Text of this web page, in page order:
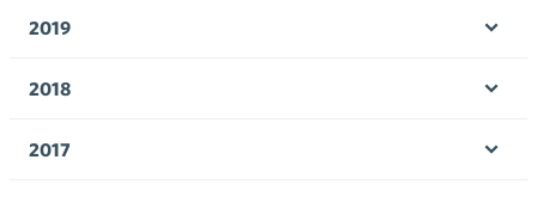
2019
2018
2017